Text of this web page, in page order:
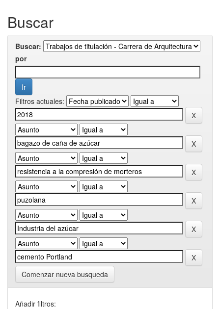
Buscar
Buscar:
por
Filtros actuales:
Comenzar nueva busqueda
Añadir filtros: